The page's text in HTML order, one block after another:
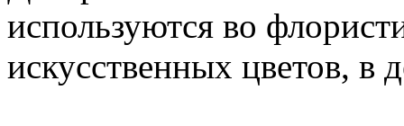
используются во
искусственных цветов, в